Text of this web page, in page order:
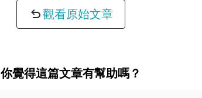
觀看原始文章
你覺得這篇文章有幫助嗎？